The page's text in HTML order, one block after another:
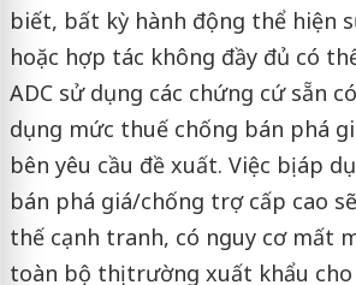
biết, bất kỳ hành động thể hiện
hoặc hợp tác không đầy đủ có
ADC sử dụng các chứng cứ sẵn
dụng mức thuế chống bán phá
bên yêu cầu đề xuất. Việc bị áp
bán phá giá/chống trợ cấp cao
thế cạnh tranh, có nguy cơ mất
toàn bộ thị trường xuất khẩu